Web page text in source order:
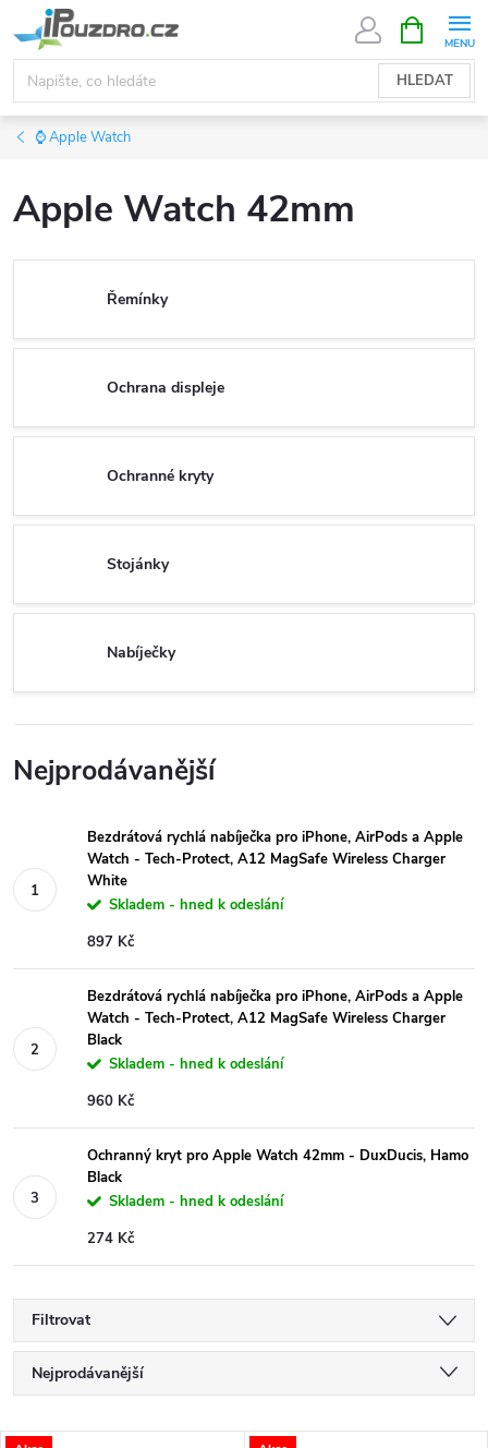
na
obsah
HLEDAT
NÁKUPNÍ
KOŠÍK
⌚ Apple Watch
Apple Watch 42mm
Řemínky
Ochrana displeje
Ochranné kryty
Stojánky
Nabíječky
Nejprodávanější
Bezdrátová rychlá nabíječka pro iPhone, AirPods a Apple
Watch - Tech-Protect, A12 MagSafe Wireless Charger
White
Skladem - hned k odeslání
897 Kč
Bezdrátová rychlá nabíječka pro iPhone, AirPods a Apple
Watch - Tech-Protect, A12 MagSafe Wireless Charger
Black
Skladem - hned k odeslání
960 Kč
Ochranný kryt pro Apple Watch 42mm - DuxDucis, Hamo
Black
Skladem - hned k odeslání
274 Kč
Filtrovat
Ř
a
Nejprodávanější